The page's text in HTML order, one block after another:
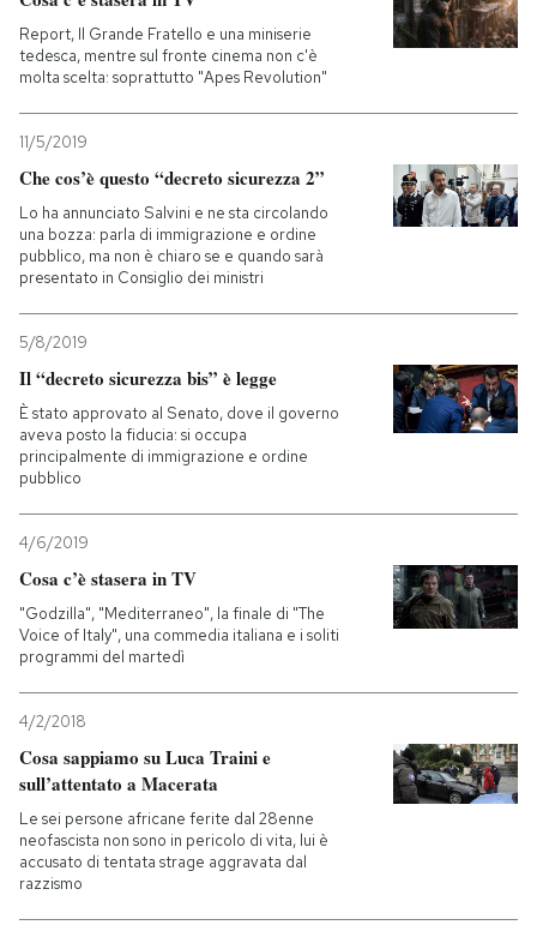
Report, Il Grande Fratello e una miniserie
tedesca, mentre sul fronte cinema non c'è
molta scelta: soprattutto "Apes Revolution"
11/5/2019
Che cos’è questo “decreto sicurezza 2”
Lo ha annunciato Salvini e ne sta circolando
una bozza: parla di immigrazione e ordine
pubblico, ma non è chiaro se e quando sarà
presentato in Consiglio dei ministri
5/8/2019
Il “decreto sicurezza bis” è legge
È stato approvato al Senato, dove il governo
aveva posto la fiducia: si occupa
principalmente di immigrazione e ordine
pubblico
4/6/2019
Cosa c’è stasera in TV
"Godzilla", "Mediterraneo", la finale di "The
Voice of Italy", una commedia italiana e i soliti
programmi del martedì
4/2/2018
Cosa sappiamo su Luca Traini e
sull’attentato a Macerata
Le sei persone africane ferite dal 28enne
neofascista non sono in pericolo di vita, lui è
accusato di tentata strage aggravata dal
razzismo